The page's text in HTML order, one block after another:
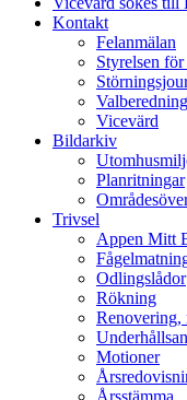
Kontakt
Felanmälan
Styrelsen
Valberedning
Vicevärd
Bildarkiv
Planritningar
Trivsel
Appen Mitt
Odlingslådor
Rökning
Renovering,
Motioner